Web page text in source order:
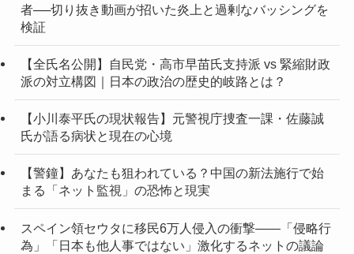
者──切り抜き動画が招いた炎上と過剰なバッシングを
検証
【全氏名公開】自民党・高市早苗氏支持派 vs 緊縮財政
派の対立構図｜日本の政治の歴史的岐路とは？
【小川泰平氏の現状報告】元警視庁捜査一課・佐藤誠
氏が語る病状と現在の心境
【警鐘】あなたも狙われている？中国の新法施行で始
まる「ネット監視」の恐怖と現実
スペイン領セウタに移民6万人侵入の衝撃——「侵略行
為」「日本も他人事ではない」激化するネットの議論